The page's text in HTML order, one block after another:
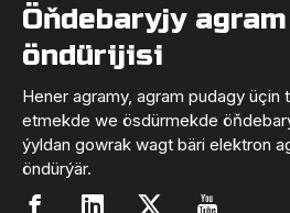
Öňdebaryjy
öndürijisi
Hener agramy, agram pudagy üçin
etmekde we ösdürmekde
ýyldan gowrak wagt bäri elektron
öndürýär.